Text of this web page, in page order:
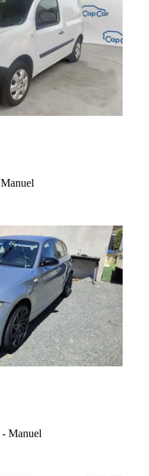
Manuel
- Manuel